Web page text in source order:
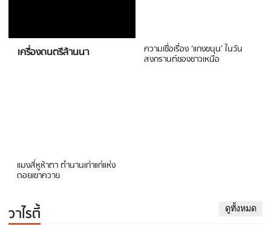
เครื่องดนตรีล้านนา ความเชื่อเรื่อง ‘แกงขนุน’ ในวัน
สงกรานต์ของชาวเหนือ
แมงสี่หูห้าตา ตำนานเก่าแก่แห่ง
ดอยเขาควาย
วาไรตี้ ดูทั้งหมด